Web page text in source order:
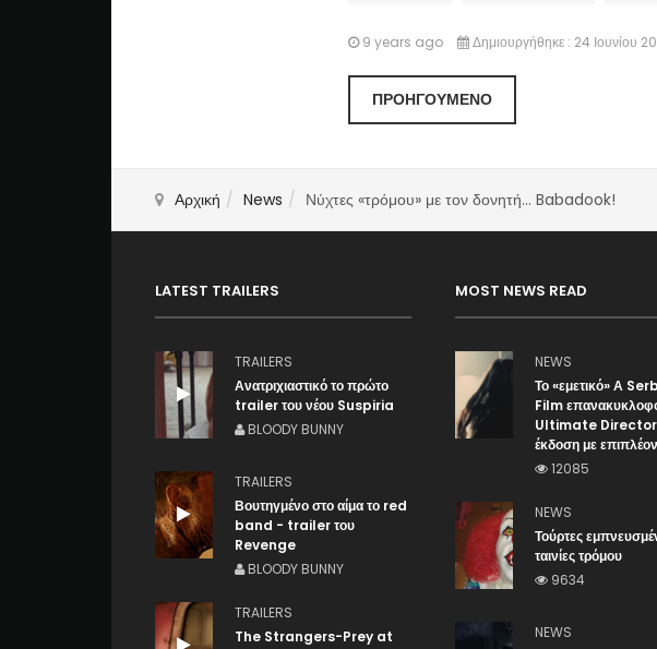
9 years ago Δημιουργήθηκε : 24 Ιουνίου
ΠΡΟΗΓΟΎΜΕΝΟ
Αρχική News Νύχτες «τρόμου» με τον δονητή… Babadook!
LATEST TRAILERS
TRAILERS
Ανατριχιαστικό το πρώτο
trailer του νέου Suspiria
BLOODY BUNNY
TRAILERS
Βουτηγμένο στο αίμα το red
band - trailer του
Revenge
BLOODY BUNNY
TRAILERS
The Strangers-Prey at
MOST NEWS READ
NEWS
Το «εμετικό» Α
Film
Ultimate
έκδοση με
12085
NEWS
Τούρτες
ταινίες τρόμου
9634
NEWS